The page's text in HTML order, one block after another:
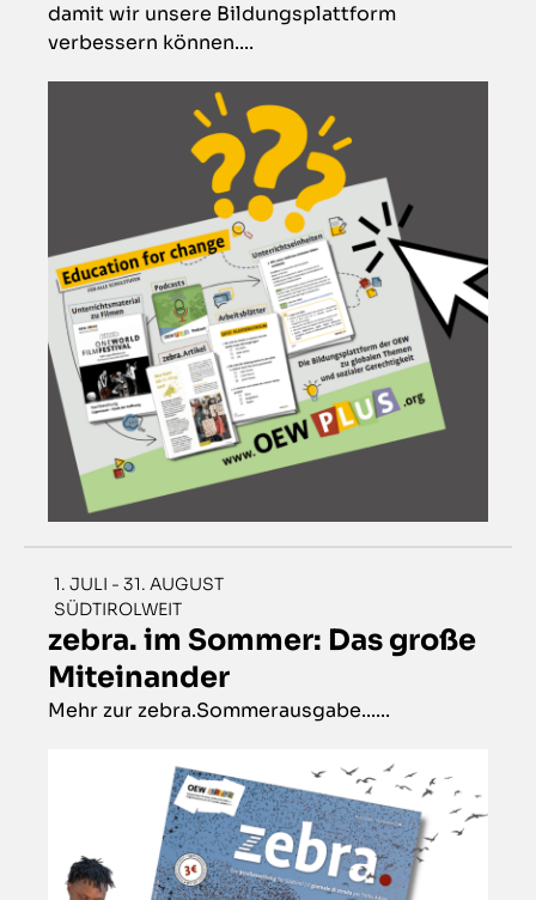
damit wir unsere Bildungsplattform
verbessern können....
1. JULI - 31. AUGUST
SÜDTIROLWEIT
zebra. im Sommer: Das große
Miteinander
Mehr zur zebra.Sommerausgabe......